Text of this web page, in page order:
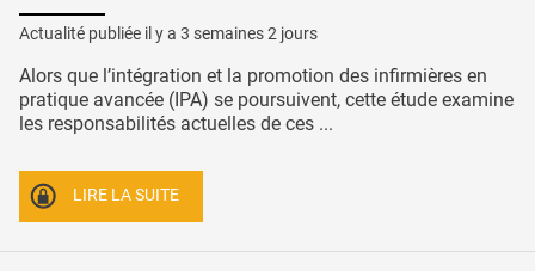
Actualité publiée il y a 3 semaines 2 jours
Alors que l’intégration et la promotion des infirmières en
pratique avancée (IPA) se poursuivent, cette étude examine
les responsabilités actuelles de ces ...
LIRE LA SUITE